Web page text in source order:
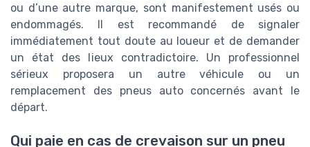
ou d’une autre marque, sont manifestement usés ou
endommagés. Il est recommandé de signaler
immédiatement tout doute au loueur et de demander
un état des lieux contradictoire. Un professionnel
sérieux proposera un autre véhicule ou un
remplacement des pneus auto concernés avant le
départ.
Qui paie en cas de crevaison sur un pneu